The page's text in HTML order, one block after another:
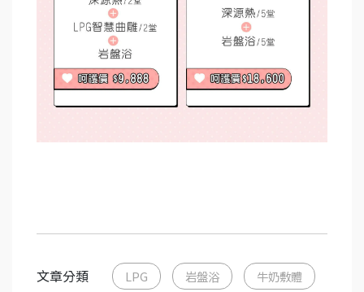
文章分類 LPG 岩盤浴 牛奶敷體